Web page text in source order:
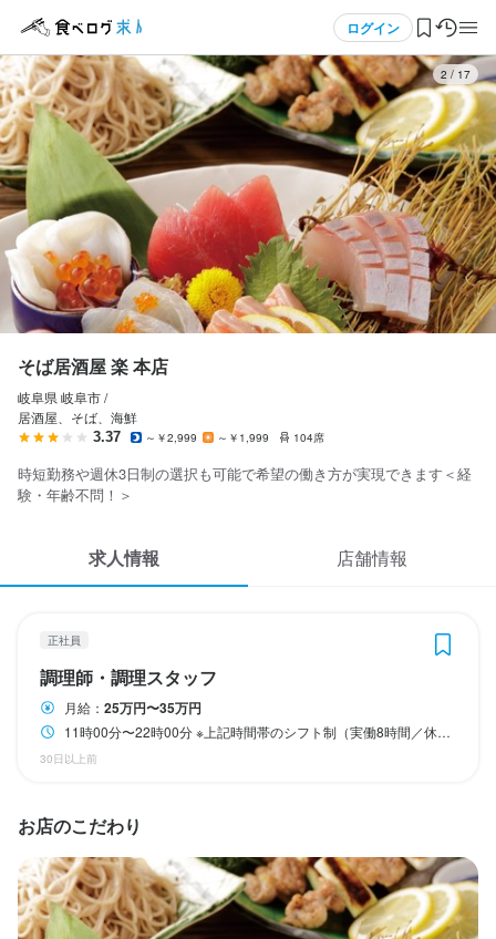
ログイン
ログイン・無料会員登録
食べログ求人TOP
求人検索
マイページ管理
気になる求人
検索履歴・保存した条件
応募履歴
WEB履歴書
掲載をご検討の店舗様へ
食べログ求人PRESS
利用規約
企業情報
3 / 17
そば居酒屋 楽 本店
岐阜県 岐阜市 /
居酒屋、そば、海鮮
3.37 ～￥2,999 ～￥1,999 104席
時短勤務や週休3日制の選択も可能で希望の働き方が実現できます＜経
験・年齢不問！＞
求人情報 店舗情報
正社員
調理師・調理スタッフ
月給： 25万円〜35万円
11時00分〜22時00分 ※上記時間帯のシフト制（実働8時間／休憩あり）
30日以上前
お店のこだわり
正社員 そば居酒屋 楽 本店
調理師・調理スタッフ
調理師・調理スタッフ
月給255,000円〜350,000円
試用期間
固定残業代
※上記給与には固定残業代45時間分・5万9000円～14万円が含まれ
ており、超過した場合は別途支給いたします
給与補足
昇給随時／明確な評価制度有
※経験・スキルなどを考慮のうえ、決定いたします
収入例
20代前半／入社2年目（未経験）・・・月給28万円
※現店長補佐として、マネジメント業務もおこなっています！
勤務時間
11時00分〜22時00分
※上記時間帯のシフト制（実働8時間／休憩あり）
応募画面へ進む